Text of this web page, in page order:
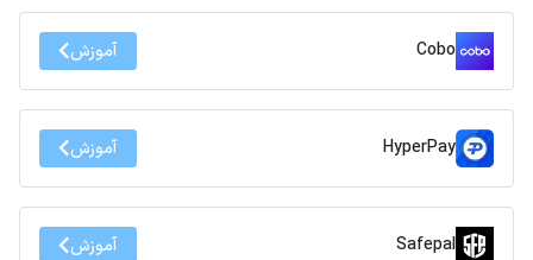
Cobo آموزش
HyperPay آموزش
Safepal آموزش